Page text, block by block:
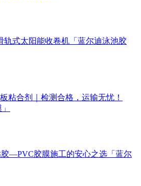
轨式太阳能收卷机「蓝尔迪泳池胶
粘合剂｜检测合格，运输无忧！
胶—PVC胶膜施工的安心之选「蓝尔